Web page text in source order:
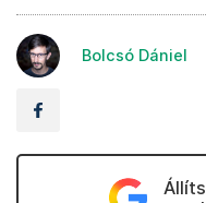
Bolcsó Dániel